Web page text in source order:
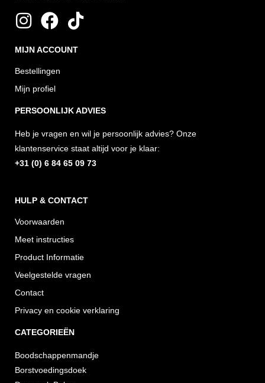
I
s
t
a
g
r
a
m
F
c
e
b
o
k
T
k
k
MIJN ACCOUNT
Bestellingen
Mijn profiel
PERSOONLIJK ADVIES
Heb je vragen en wil je persoonlijk advies? Onze
klantenservice staat altijd voor je klaar:
+31 (0) 6 84 65 09 73
HULP & CONTACT
Voorwaarden
Meet instructies
Product Informatie
Veelgestelde vragen
Contact
Privacy en cookie verklaring
CATEGORIEËN
Boodschappenmandje
Borstvoedingsdoek